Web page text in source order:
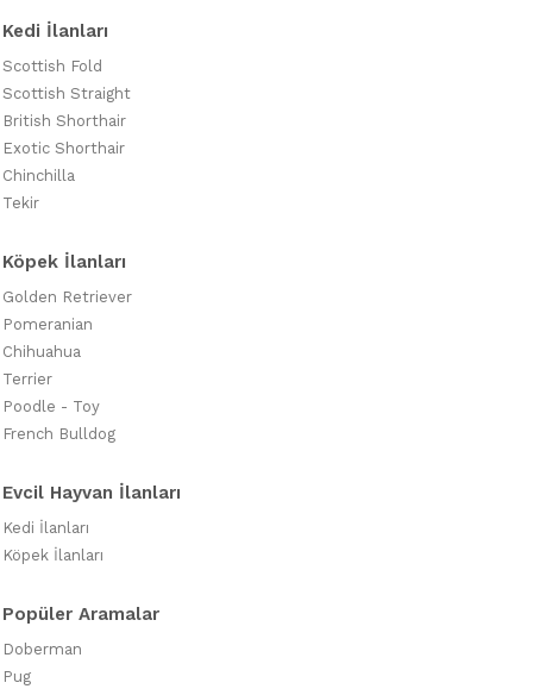
Kedi İlanları
Scottish Fold
Scottish Straight
British Shorthair
Exotic Shorthair
Chinchilla
Tekir
Köpek İlanları
Golden Retriever
Pomeranian
Chihuahua
Terrier
Poodle - Toy
French Bulldog
Evcil Hayvan İlanları
Kedi İlanları
Köpek İlanları
Popüler Aramalar
Doberman
Pug